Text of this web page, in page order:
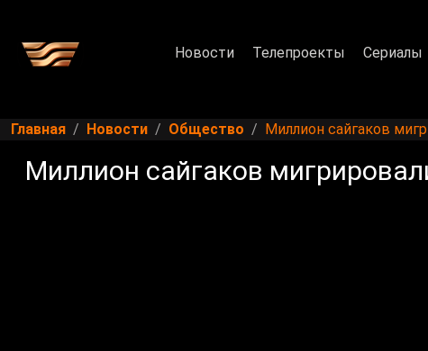
Новости Телепроекты Сериалы
Главная Новости Общество Миллион сайгаков
Миллион сайгаков